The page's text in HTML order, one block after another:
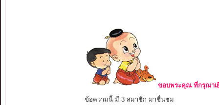
ขอบพระคุณ ที่กรุณาเ
ข้อความนี้ มี 3 สมาชิก มาชื่นชม